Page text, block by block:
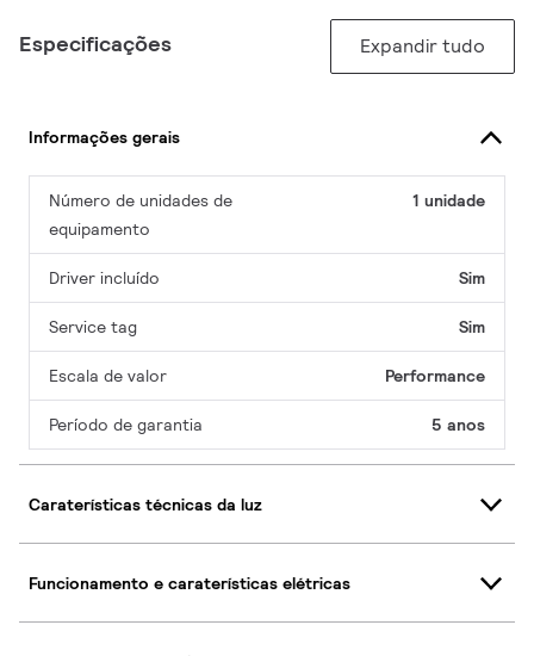
Especificações Expandir tudo
Informações gerais
Número de unidades de
equipamento
1 unidade
Driver incluído Sim
Service tag Sim
Escala de valor Performance
Período de garantia 5 anos
Caraterísticas técnicas da luz
Funcionamento e caraterísticas elétricas